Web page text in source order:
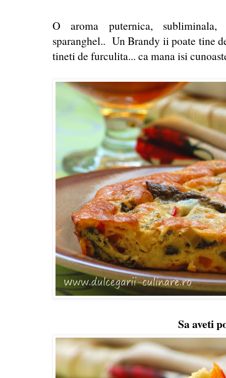
O aroma puternica,
sparanghel.. Un Brandy ii poate tine
tineti de furculita... ca mana isi
Sa aveti